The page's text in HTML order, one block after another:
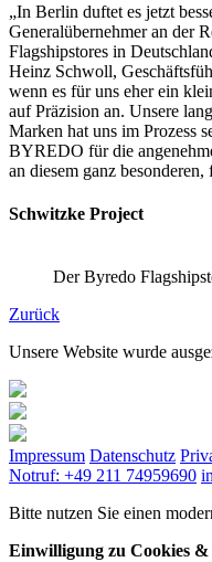
„In Berlin duftet es jetzt
Generalübernehmer an der
Flagshipstores in
Heinz Schwoll,
wenn es für uns eher ein
auf Präzision an. Unsere
Marken hat uns im Prozess
BYREDO für die
an diesem ganz
Schwitzke Project
Der Byredo
Zurück
Unsere Website wurde
Impressum Datenschutz
Notruf: +49 211 74959690
Bitte nutzen Sie einen
Einwilligung zu Cookies